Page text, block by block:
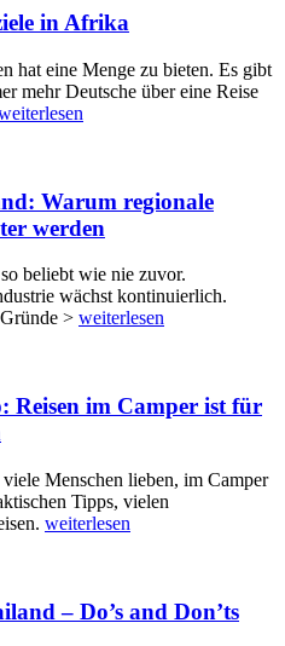
in Afrika
hat eine Menge zu bieten. Es gibt
mehr Deutsche über eine Reise
Warum regionale
werden
beliebt wie nie zuvor.
wächst kontinuierlich.
> weiterlesen
Reisen im Camper ist für
Menschen lieben, im Camper
Tipps, vielen
weiterlesen
– Do’s and Don’ts